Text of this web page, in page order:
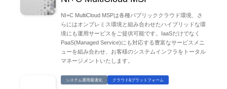
NI+C MultiCloud MSPは各種パブリッククラウド環境、さ
らにはオンプレミス環境と組み合わせたハイブリッドな環
境にも運用サービスをご提供可能です。IaaSだけでなく
PaaS(Managed Service)にも対応する豊富なサービスメニ
ューを組み合わせ、お客様のシステムインフラをトータル
マネージメントいたします。
システム運用最適化 クラウド&プラットフォーム